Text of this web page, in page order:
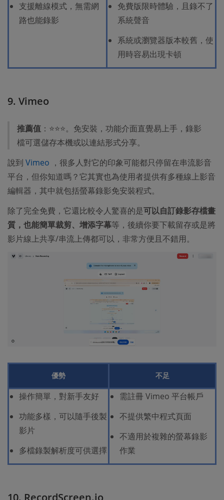
支援離線模式，無需網
路也能錄影
免費版限時體驗，且錄不了
系統聲音
系統或瀏覽器版本較舊，使
用時容易出現卡頓
9. Vimeo
推薦值 ：⭐⭐⭐。免安裝，功能介面直覺易上手，錄影
檔可選儲存本機或以連結形式分享。
說到 Vimeo ，很多人對它的印象可能都只停留在串流影音
平台，但你知道嗎？它其實也為使用者提供有多種線上影音
編輯器，其中就包括螢幕錄影免安裝程式。
除了完全免費，它還比較令人驚喜的是可以自訂錄影存檔畫
質，也能簡單裁剪、增添字幕等，後續你要下載留存或是將
影片線上共享/串流上傳都可以，非常方便且不錯用。
優勢 不足
操作簡單，對新手友好
功能多樣，可以隨手後製
影片
多檔錄製解析度可供選擇
需註冊 Vimeo 平台帳戶
不提供繁中程式頁面
不適用於複雜的螢幕錄影
作業